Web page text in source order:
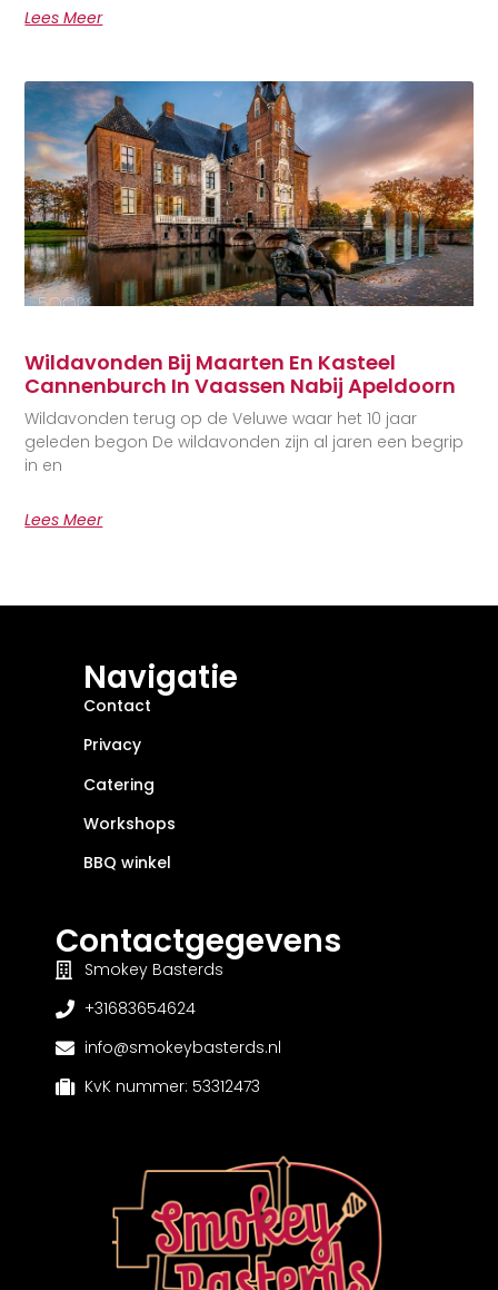
Lees Meer
Wildavonden Bij Maarten En Kasteel
Cannenburch In Vaassen Nabij Apeldoorn
Wildavonden terug op de Veluwe waar het 10 jaar
geleden begon De wildavonden zijn al jaren een begrip
in en
Lees Meer
Navigatie
Contact
Privacy
Catering
Workshops
BBQ winkel
Contactgegevens
Smokey Basterds
+31683654624
info@smokeybasterds.nl
KvK nummer: 53312473